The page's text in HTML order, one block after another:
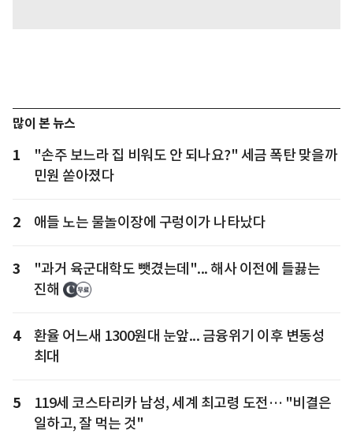
많이 본 뉴스
1
"손주 보느라 집 비워도 안 되나요?" 세금 폭탄 맞을까
민원 쏟아졌다
2 애들 노는 물놀이장에 구렁이가 나타났다
3
"과거 육군대학도 뺏겼는데"... 해사 이전에 들끓는
진해
4
환율 어느새 1300원대 눈앞... 금융위기 이후 변동성
최대
5
119세 코스타리카 남성, 세계 최고령 도전… "비결은
일하고, 잘 먹는 것"